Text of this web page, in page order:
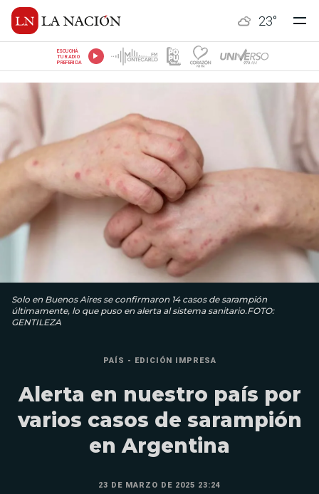
23°
ESCUCHÁ
TU RADIO
PREFERIDA
Solo en Buenos Aires se confirmaron 14 casos de sarampión
últimamente, lo que puso en alerta al sistema sanitario.FOTO:
GENTILEZA
PAÍS - EDICIÓN IMPRESA
Alerta en nuestro país por
varios casos de sarampión
en Argentina
23 DE MARZO DE 2025 23:24